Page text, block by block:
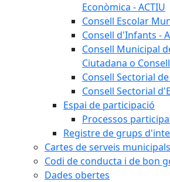
Econòmica - ACTIU
Consell Escolar
Consell d'Infants -
Consell Municipal
Ciutadana o
Consell Sectorial
Consell Sectorial
Espai de participació
Processos
Registre de grups
Cartes de serveis municipals
Codi de conducta i de bon
Dades obertes